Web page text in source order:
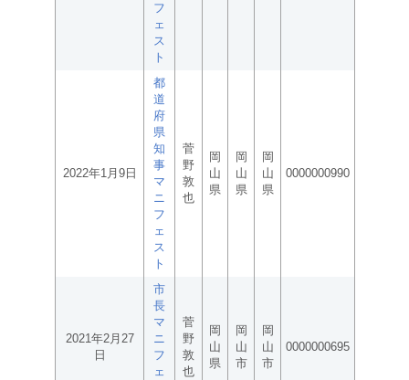
フ
ェ
ス
ト
2022年1月9日
都
道
府
県
知
事
マ
ニ
フ
ェ
ス
ト
菅
野
敦
也
岡
山
県
岡
山
県
岡
山
県
0000000990
2021年2月27
日
市
長
マ
ニ
フ
ェ
菅
野
敦
也
岡
山
県
岡
山
市
岡
山
市
0000000695